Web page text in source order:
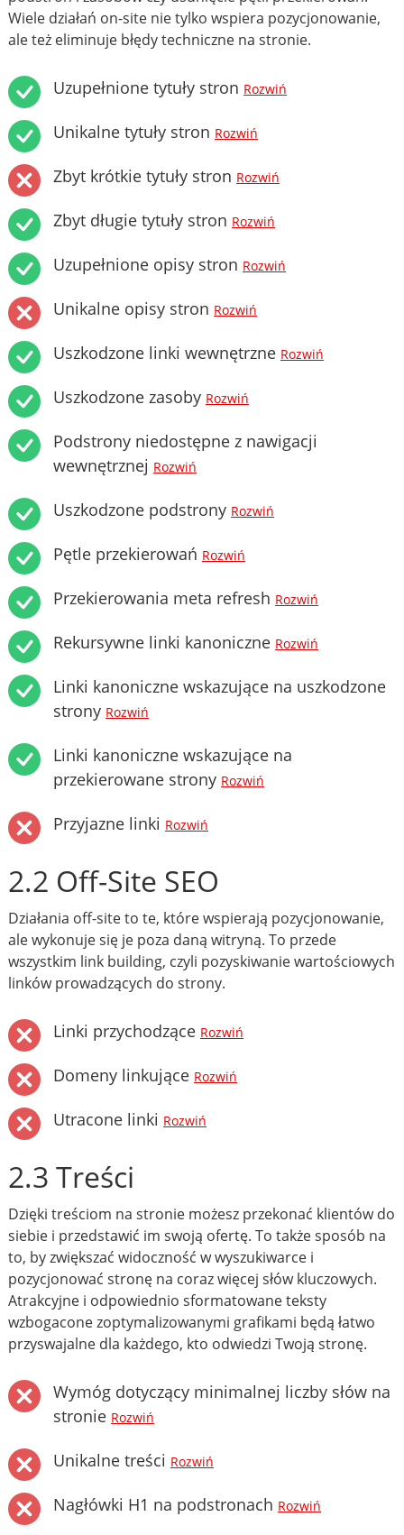
Wiele działań on-site nie tylko wspiera pozycjonowanie,
ale też eliminuje błędy techniczne na stronie.
Uzupełnione tytuły stron Rozwiń
Unikalne tytuły stron Rozwiń
Zbyt krótkie tytuły stron Rozwiń
Zbyt długie tytuły stron Rozwiń
Uzupełnione opisy stron Rozwiń
Unikalne opisy stron Rozwiń
Uszkodzone linki wewnętrzne Rozwiń
Uszkodzone zasoby Rozwiń
Podstrony niedostępne z nawigacji
wewnętrznej Rozwiń
Uszkodzone podstrony Rozwiń
Pętle przekierowań Rozwiń
Przekierowania meta refresh Rozwiń
Rekursywne linki kanoniczne Rozwiń
Linki kanoniczne wskazujące na uszkodzone
strony Rozwiń
Linki kanoniczne wskazujące na
przekierowane strony Rozwiń
Przyjazne linki Rozwiń
2.2 Off-Site SEO
Działania off-site to te, które wspierają pozycjonowanie,
ale wykonuje się je poza daną witryną. To przede
wszystkim link building, czyli pozyskiwanie wartościowych
linków prowadzących do strony.
Linki przychodzące Rozwiń
Domeny linkujące Rozwiń
Utracone linki Rozwiń
2.3 Treści
Dzięki treściom na stronie możesz przekonać klientów do
siebie i przedstawić im swoją ofertę. To także sposób na
to, by zwiększać widoczność w wyszukiwarce i
pozycjonować stronę na coraz więcej słów kluczowych.
Atrakcyjne i odpowiednio sformatowane teksty
wzbogacone zoptymalizowanymi grafikami będą łatwo
przyswajalne dla każdego, kto odwiedzi Twoją stronę.
Wymóg dotyczący minimalnej liczby słów na
stronie Rozwiń
Unikalne treści Rozwiń
Nagłówki H1 na podstronach Rozwiń